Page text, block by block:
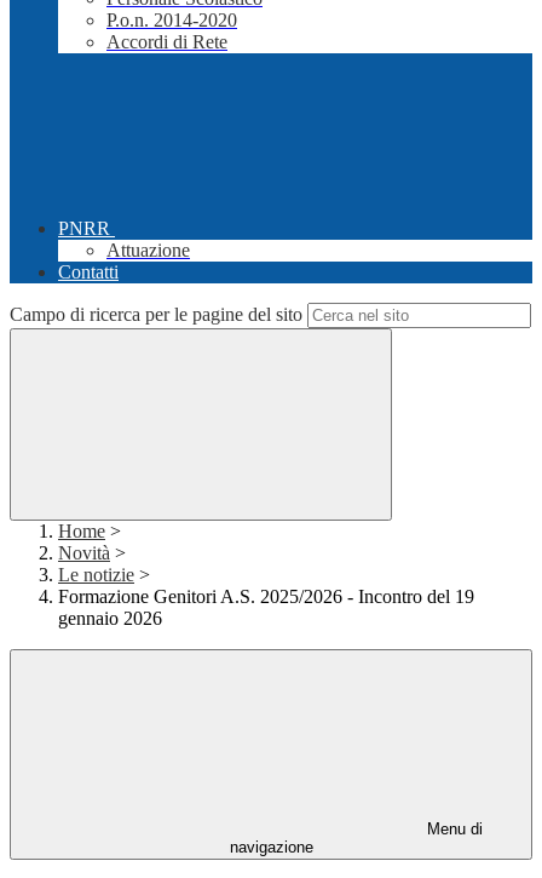
P.o.n. 2014-2020
Accordi di Rete
PNRR
Attuazione
Contatti
Campo di ricerca per le pagine del sito
Home >
Novità >
Le notizie >
Formazione Genitori A.S. 2025/2026 - Incontro del 19
gennaio 2026
Menu di
navigazione